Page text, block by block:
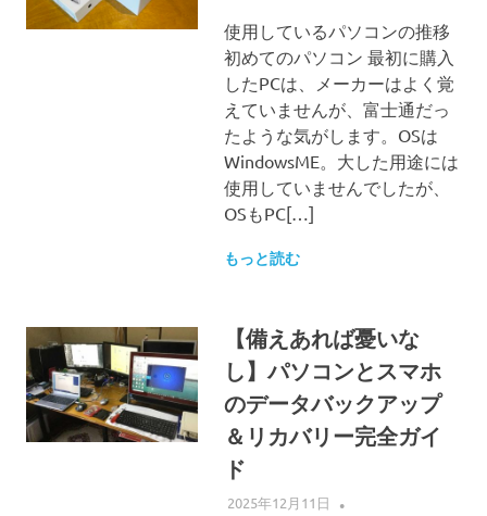
使用しているパソコンの推移
初めてのパソコン 最初に購入
したPCは、メーカーはよく覚
えていませんが、富士通だっ
たような気がします。OSは
WindowsME。大した用途には
使用していませんでしたが、
OSもPC[…]
もっと読む
【備えあれば憂いな
し】パソコンとスマホ
のデータバックアップ
＆リカバリー完全ガイ
ド
2025年12月11日